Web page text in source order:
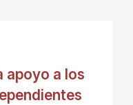
apoyo a los